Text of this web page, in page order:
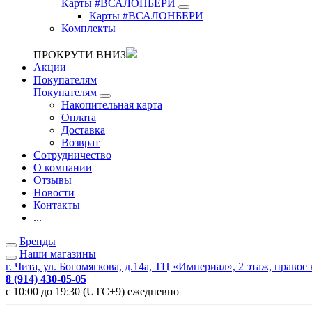
Карты #ВСАЛОНБЕРИ
Карты #ВСАЛОНБЕРИ
Комплекты
ПРОКРУТИ ВНИЗ
Акции
Покупателям
Покупателям
Накопительная карта
Оплата
Доставка
Возврат
Сотрудничество
О компании
Отзывы
Новости
Контакты
...
Бренды
Наши магазины
г. Чита, ул. Богомягкова, д.14а, ТЦ «Империал», 2 этаж, правое
8 (914) 430-05-05
с 10:00 до 19:30 (UTC+9) ежедневно